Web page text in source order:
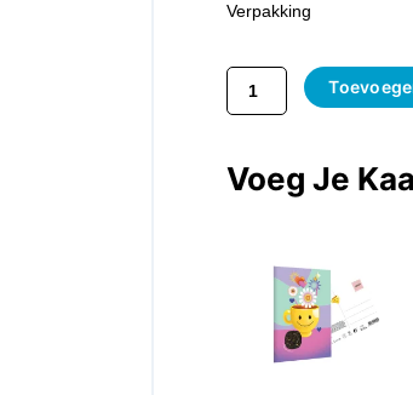
Verpakking
Tulpen
Voeg Je